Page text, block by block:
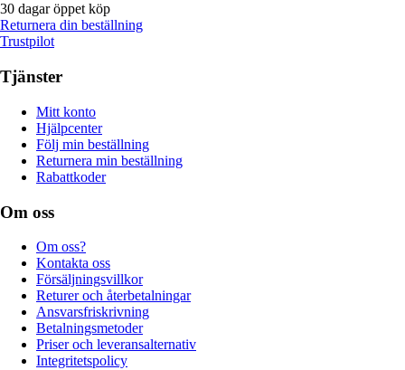
30 dagar öppet köp
Returnera din beställning
Trustpilot
Tjänster
Mitt konto
Hjälpcenter
Följ min beställning
Returnera min beställning
Rabattkoder
Om oss
Om oss?
Kontakta oss
Försäljningsvillkor
Returer och återbetalningar
Ansvarsfriskrivning
Betalningsmetoder
Priser och leveransalternativ
Integritetspolicy